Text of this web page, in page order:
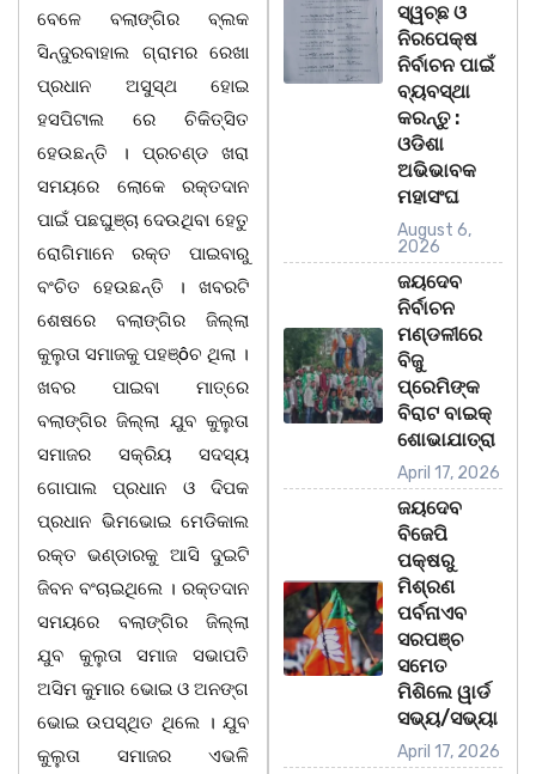
ବେଳେ ବଲାଙ୍ଗିର ବ୍ଲକ
ସିନ୍ଦୁରବାହାଲ ଗ୍ରାମର ରେଖା
ପ୍ରଧାନ ଅସୁସ୍ଥ ହୋଇ
ହସପିଟାଲ ରେ ଚିକିତ୍ସିତ
ହେଉଛନ୍ତି । ପ୍ରଚଣ୍ଡ ଖରା
ସମୟରେ ଲୋକେ ରକ୍ତଦାନ
ପାଇଁ ପଛଘୁଞ୍ଚା ଦେଉଥିବା ହେତୁ
ରୋଗିମାନେ ରକ୍ତ ପାଇବାରୁ
ବଂଚିତ ହେଉଛନ୍ତି । ଖବରଟି
ଶେଷରେ ବଲାଙ୍ଗିର ଜିଲ୍ଲା
କୁଲୁତା ସମାଜକୁ ପହଞ୍ôଚ ଥିଲା ।
ଖବର ପାଇବା ମାତ୍ରେ
ବଲାଙ୍ଗିର ଜିଲ୍ଲା ଯୁବ କୁଲୁତା
ସମାଜର ସକ୍ରିୟ ସଦସ୍ୟ
ଗୋପାଲ ପ୍ରଧାନ ଓ ଦିପକ
ପ୍ରଧାନ ଭିମଭୋଇ ମେଡିକାଲ
ରକ୍ତ ଭଣ୍ଡାରକୁ ଆସି ଦୁଇଟି
ଜିବନ ବଂଚାଇଥିଲେ । ରକ୍ତଦାନ
ସମୟରେ ବଲାଙ୍ଗିର ଜିଲ୍ଲା
ଯୁବ କୁଲୁତା ସମାଜ ସଭାପତି
ଅସିମ କୁମାର ଭୋଇ ଓ ଅନଙ୍ଗ
ଭୋଇ ଉପସ୍ଥିତ ଥିଲେ । ଯୁବ
କୁଲୁତା ସମାଜର ଏଭଳି
ସ୍ୱଚ୍ଛ ଓ
ନିରପେକ୍ଷ
ନିର୍ବାଚନ ପାଇଁ
ବ୍ୟବସ୍ଥା
କରନ୍ତୁ :
ଓଡିଶା
ଅଭିଭାବକ
ମହାସଂଘ
August 6,
2026
ଜୟଦେବ
ନିର୍ବାଚନ
ମଣ୍ଡଳୀରେ
ବିଜୁ
ପ୍ରେମିଙ୍କ
ବିରାଟ ବାଇକ୍
ଶୋଭାଯାତ୍ରା
April 17, 2026
ଜୟଦେବ
ବିଜେପି
ପକ୍ଷରୁ
ମିଶ୍ରଣ
ପର୍ବନାଏବ
ସରପଞ୍ଚ
ସମେତ
ମିଶିଲେ ୱାର୍ଡ
ସଭ୍ୟ/ସଭ୍ୟା
April 17, 2026